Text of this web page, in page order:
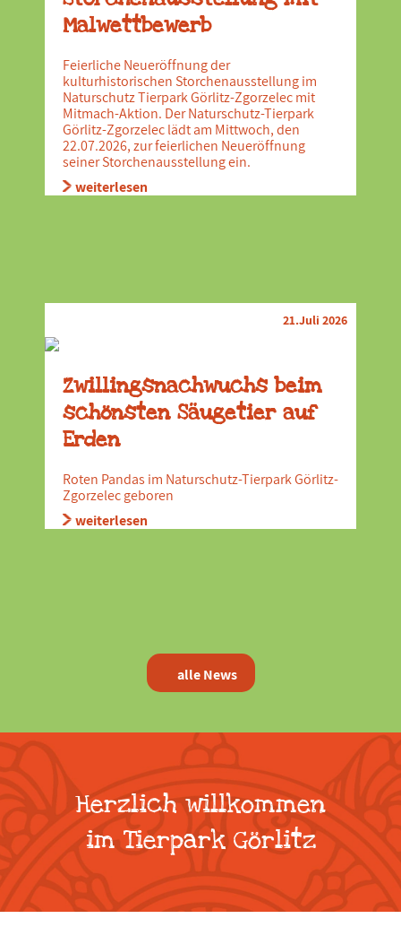
Malwettbewerb
Feierliche Neueröffnung der
kulturhistorischen Storchenausstellung im
Naturschutz Tierpark Görlitz-Zgorzelec mit
Mitmach-Aktion. Der Naturschutz-Tierpark
Görlitz-Zgorzelec lädt am Mittwoch, den
22.07.2026, zur feierlichen Neueröffnung
seiner Storchenausstellung ein.
weiterlesen
21.Juli 2026
Zwillingsnachwuchs beim
schönsten Säugetier auf
Erden
Roten Pandas im Naturschutz-Tierpark Görlitz-
Zgorzelec geboren
weiterlesen
alle News
Herzlich willkommen
im Tierpark Görlitz